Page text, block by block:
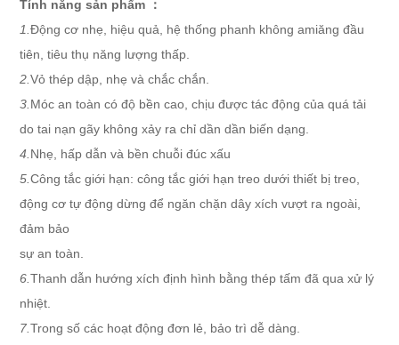
Tính năng sản phẩm ：
1.Động cơ nhẹ, hiệu quả, hệ thống phanh không amiăng đầu
tiên, tiêu thụ năng lượng thấp.
2.Vỏ thép dập, nhẹ và chắc chắn.
3. Móc an toàn có độ bền cao, chịu được tác động của quá tải
do tai nạn gãy không xảy ra chỉ dần dần biến dạng.
4. Nhẹ, hấp dẫn và bền chuỗi đúc xấu
5.Công tắc giới hạn: công tắc giới hạn treo dưới thiết bị treo,
động cơ tự động dừng để ngăn chặn dây xích vượt ra ngoài,
đảm bảo
sự an toàn.
6.Thanh dẫn hướng xích định hình bằng thép tấm đã qua xử lý
nhiệt.
7.Trong số các hoạt động đơn lẻ, bảo trì dễ dàng.